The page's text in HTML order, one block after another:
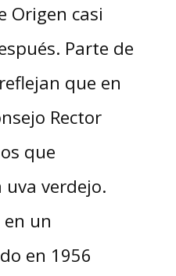
Origen casi
Parte de
que en
Rector
que
verdejo.
un
en 1956